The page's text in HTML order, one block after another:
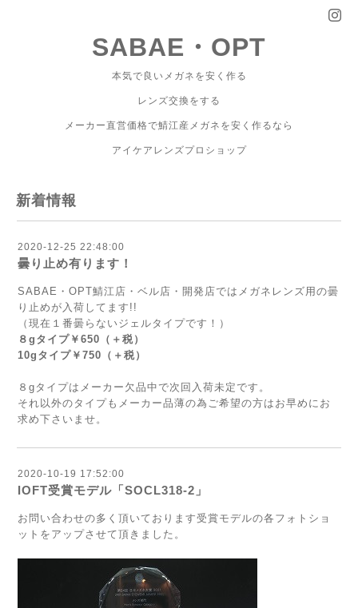
SABAE・OPT
本気で良いメガネを安く作る
レンズ交換をする
メーカー直営価格で鯖江産メガネを安く作るなら
アイケアレンズプロショップ
新着情報
2020-12-25 22:48:00
曇り止め有ります！
SABAE・OPT鯖江店・ベル店・開発店ではメガネレンズ用の曇
り止めが入荷してます!!
（現在１番曇らないジェルタイプです！）
８gタイプ￥650（＋税）
10gタイプ￥750（＋税）
８gタイプはメーカー欠品中で次回入荷未定です。
それ以外のタイプもメーカー品薄の為ご希望の方はお早めにお
求め下さいませ。
2020-10-19 17:52:00
IOFT受賞モデル「SOCL318-2」
お問い合わせの多く頂いております受賞モデルの各フォトショ
ットをアップさせて頂きました。